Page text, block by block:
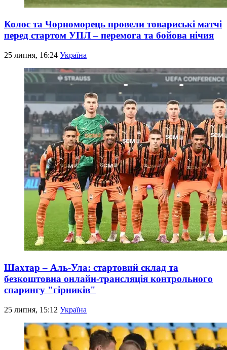
Колос та Чорноморець провели товариські матчі
перед стартом УПЛ – перемога та бойова нічия
25 липня, 16:24 Україна
Шахтар – Аль-Ула: стартовий склад та
безкоштовна онлайн-трансляція контрольного
спарингу "гірників"
25 липня, 15:12 Україна